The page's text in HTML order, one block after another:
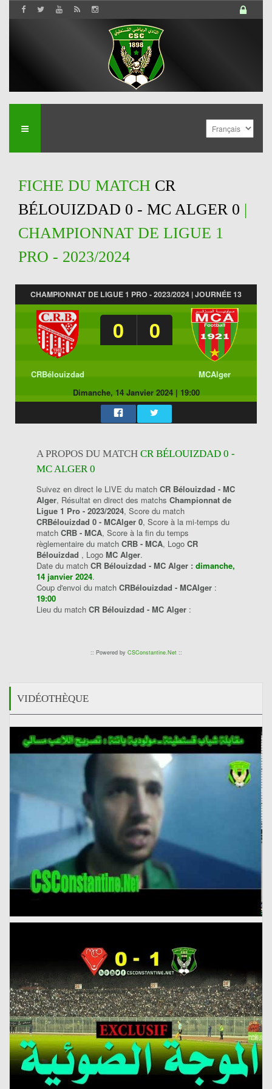
FICHE DU MATCH CR
BÉLOUIZDAD 0 - MC ALGER 0 |
CHAMPIONNAT DE LIGUE 1
PRO - 2023/2024
CHAMPIONNAT DE LIGUE 1 PRO - 2023/2024 | JOURNÉE 13
0 0
CRBélouizdad
MCAlger
Dimanche, 14 Janvier 2024| 19:00
A PROPOS DU MATCH CR BÉLOUIZDAD 0 -
MC ALGER 0
Suivez en direct le LIVE du match CR Bélouizdad - MC
Alger, Résultat en direct des matchs Championnat de
Ligue 1 Pro - 2023/2024, Score du match
CRBélouizdad 0 - MCAlger 0, Score à la mi-temps du
match CRB - MCA, Score à la fin du temps
règlementaire du match CRB - MCA, Logo CR
Bélouizdad , Logo MC Alger.
Date du match CR Bélouizdad - MC Alger : dimanche,
14 janvier 2024.
Coup d'envoi du match CRBélouizdad - MCAlger :
19:00
Lieu du match CR Bélouizdad - MC Alger :
:: Powered by CSConstantine.Net::
VIDÉOTHÈQUE